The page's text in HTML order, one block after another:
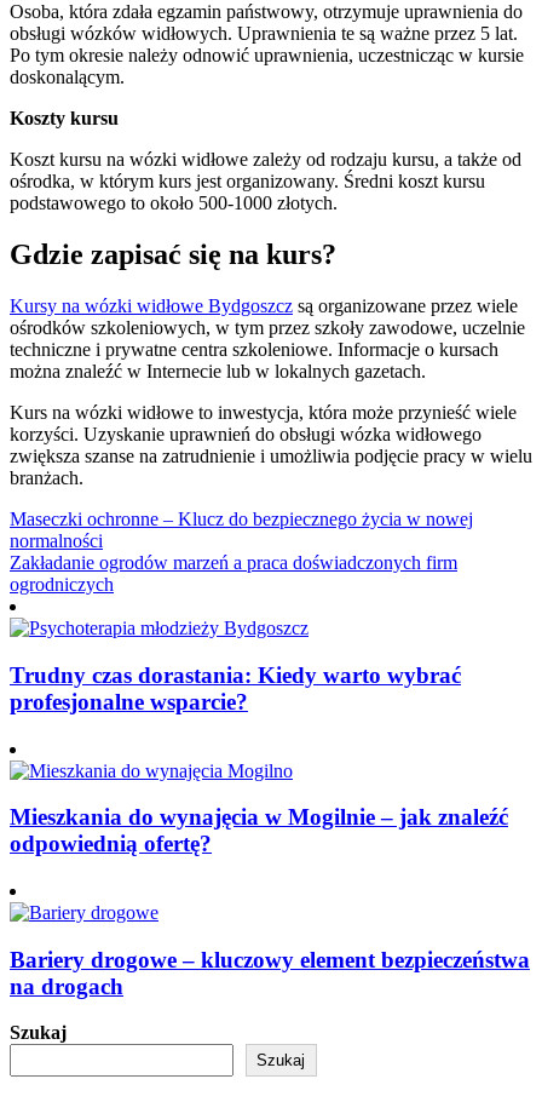
Osoba, która zdała egzamin państwowy, otrzymuje uprawnienia do
obsługi wózków widłowych. Uprawnienia te są ważne przez 5 lat.
Po tym okresie należy odnowić uprawnienia, uczestnicząc w kursie
doskonalącym.
Koszty kursu
Koszt kursu na wózki widłowe zależy od rodzaju kursu, a także od
ośrodka, w którym kurs jest organizowany. Średni koszt kursu
podstawowego to około 500-1000 złotych.
Gdzie zapisać się na kurs?
Kursy na wózki widłowe Bydgoszcz są organizowane przez wiele
ośrodków szkoleniowych, w tym przez szkoły zawodowe, uczelnie
techniczne i prywatne centra szkoleniowe. Informacje o kursach
można znaleźć w Internecie lub w lokalnych gazetach.
Kurs na wózki widłowe to inwestycja, która może przynieść wiele
korzyści. Uzyskanie uprawnień do obsługi wózka widłowego
zwiększa szanse na zatrudnienie i umożliwia podjęcie pracy w wielu
branżach.
Nawigacja
wpisu
Maseczki ochronne – Klucz do bezpiecznego życia w nowej
normalności
Zakładanie ogrodów marzeń a praca doświadczonych firm
ogrodniczych
Trudny czas dorastania: Kiedy warto wybrać
profesjonalne wsparcie?
Mieszkania do wynajęcia w Mogilnie – jak znaleźć
odpowiednią ofertę?
Bariery drogowe – kluczowy element bezpieczeństwa
na drogach
Szukaj
Szukaj